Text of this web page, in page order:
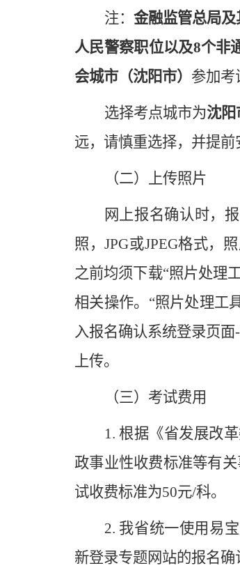
注： 金融监管总局
人民警察职位以及8个非
会城市（沈阳市） 参加考
选择考点城市为沈阳
远，请慎重选择，并提前
（二）上传照片
网上报名确认时，
照，JPG或JPEG格式，
之前均须下载“照片处理
相关操作。“照片处理工
入报名确认系统登录页
上传。
（三）考试费用
1. 根据《省发展改
政事业性收费标准等有
试收费标准为50元/科。
2. 我省统一使用易
新登录专题网站的报名